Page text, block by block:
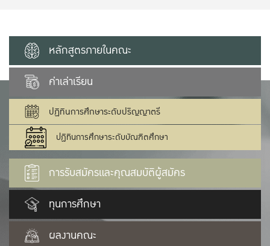
หลักสูตรภายในคณะ
ค่าเล่าเรียน
ปฏิทินการศึกษาระดับปริญญาตรี
ปฏิทินการศึกษาระดับบัณฑิตศึกษา
การรับสมัครและคุณสมบัติผู้สมัคร
ทุนการศึกษา
ผลงานคณะ